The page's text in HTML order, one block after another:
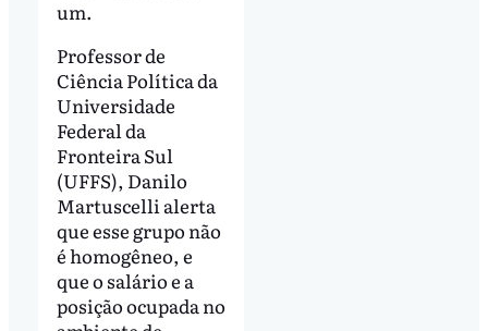
um.
Professor de
Ciência Política da
Universidade
Federal da
Fronteira Sul
(UFFS), Danilo
Martuscelli alerta
que esse grupo não
é homogêneo, e
que o salário e a
posição ocupada no